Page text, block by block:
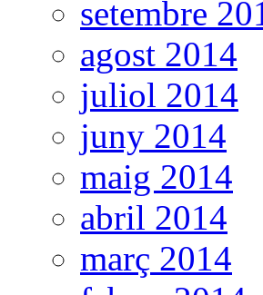
setembre
agost 2014
juliol 2014
juny 2014
maig 2014
abril 2014
març 2014